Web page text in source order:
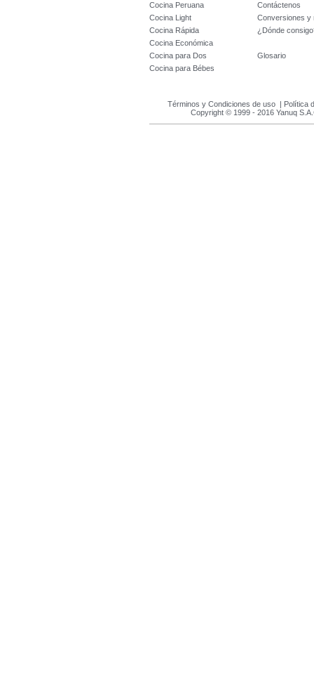
Cocina Peruana
Contáctenos
Cocina Light
Conversiones y
Cocina Rápida
¿Dónde
Cocina Económica
Cocina para Dos
Glosario
Cocina para Bébes
Términos y Condiciones de uso| Política
Copyright © 1999 - 2016 Yanuq